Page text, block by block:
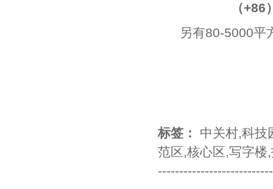
（+86）
另有80-5000平
标签： 中关村,科技
范区,核心区,写字楼,